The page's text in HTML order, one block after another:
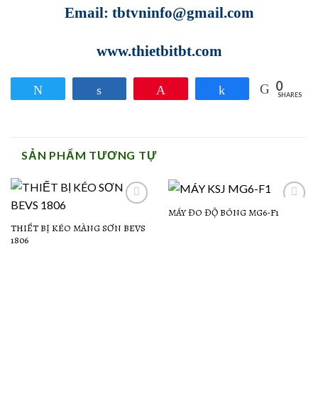
Email: tbtvninfo@gmail.com
www.thietbitbt.com
Share 0
SHARES
SẢN PHẨM TƯƠNG TỰ
Wishlist
THIẾT BỊ KÉO MÀNG SƠN BEVS
1806
Add to
MÁY ĐO ĐỘ BÓNG MG6-F1